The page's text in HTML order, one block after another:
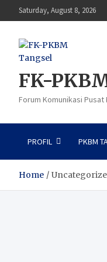
to
Saturday, August 8, 2026
FK-
Forum Komunikasi
PROFIL PKBM
Home